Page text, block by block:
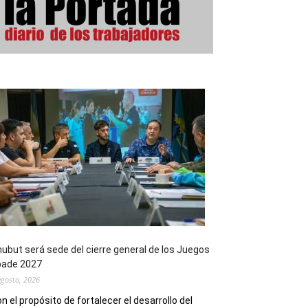
será sede del cierre general de los Juegos
2027
2026
el propósito de fortalecer el desarrollo del